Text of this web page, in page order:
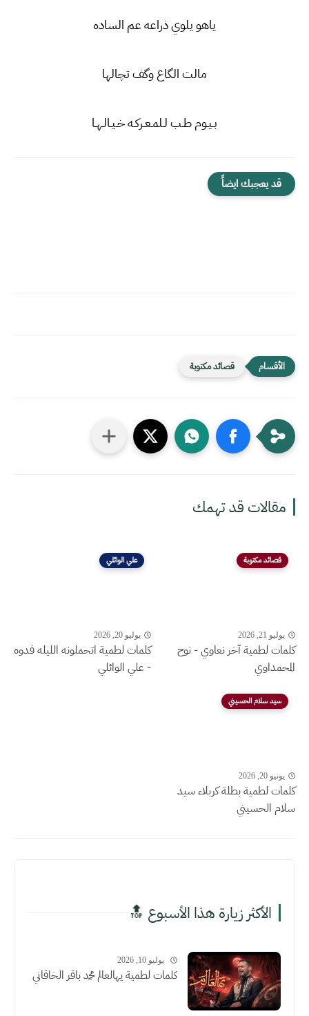
ياهو يلوي ذراعه عم الساده
مالت الگاع وگف تچالها
بـيـوم طـب لـلمـعـركـه خـيـالـهـا
قد يعجبك ايضاً
قصائد مكتوبة
مقالات قد تهمك
قصائد مكتوبة
يوليو 21, 2026
كلمات لطمية آخر نعاوي - نوح
المحمداوي
علي الوائلي
يوليو 20, 2026
كلمات لطمية اتحملونه الليله فدوه
- علي الوائلي
سيد سلام الحسيني
يونيو 20, 2026
كلمات لطمية بطلة كربلاء سيد
سلام الحسيني
الأكثر زيارة هذا الأسبوع 🔝
يوليو 10, 2026
كلمات لطمية يهالعالم محمد باقر الخاقاني